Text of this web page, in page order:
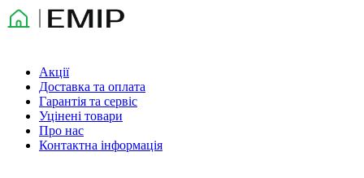
Акції
Доставка та оплата
Гарантія та сервіс
Уцінені товари
Про нас
Контактна інформація